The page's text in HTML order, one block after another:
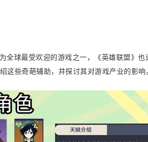
全球最受欢迎的游戏之一，《英雄联盟》也
些奇葩辅助，并探讨其对游戏产业的影响。